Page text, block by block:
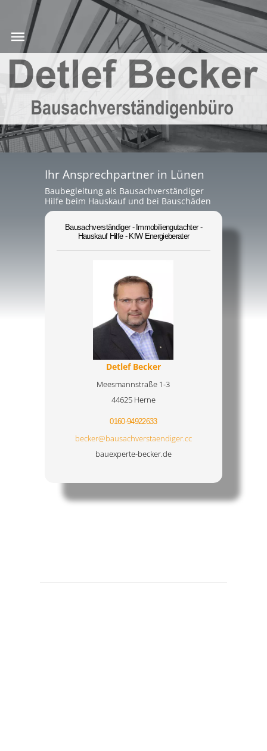
Ihr Ansprechpartner in Lünen
Baubegleitung als Bausachverständiger
Hilfe beim Hauskauf und bei Bauschäden
Bausachverständiger - Immobiliengutachter -
Hauskauf Hilfe - KfW Energieberater
Detlef Becker
Meesmannstraße 1-3
44625 Herne
0160-94922633
becker@bausachverstaendiger.cc
bauexperte-becker.de